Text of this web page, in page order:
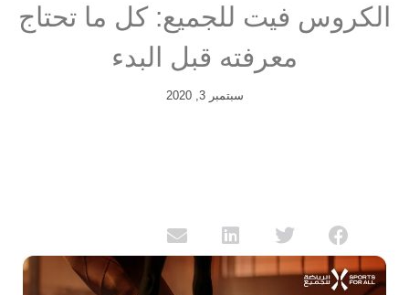
الكروس فيت للجميع: كل ما تحتاج
معرفته قبل البدء
سبتمبر 3, 2020